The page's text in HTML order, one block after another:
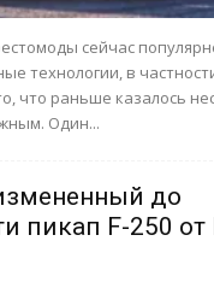
сейчас
технологии, в
что раньше казалось
Один...
до
пикап F-250 от